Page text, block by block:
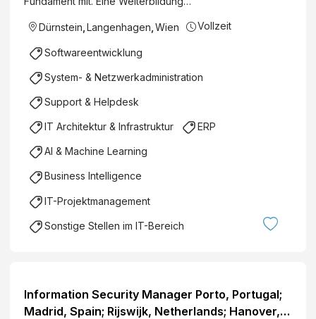
Dürnstein Langenhagen Wien Vollzeit
Softwareentwicklung
System- & Netzwerkadministration
Support & Helpdesk
IT Architektur & Infrastruktur ERP
AI & Machine Learning
Business Intelligence
IT-Projektmanagement
Sonstige Stellen im IT-Bereich
Information Security Manager Porto, Portugal;
Madrid, Spain; Rijswijk, Netherlands; Hanover,